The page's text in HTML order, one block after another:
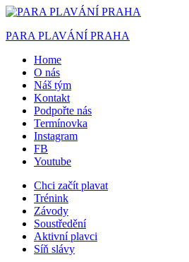
PARA PLAVÁNÍ PRAHA
Home
O nás
Náš tým
Kontakt
Podpořte nás
Termínovka
Instagram
FB
Youtube
Chci začít plavat
Trénink
Závody
Soustředění
Aktivní plavci
Síň slávy